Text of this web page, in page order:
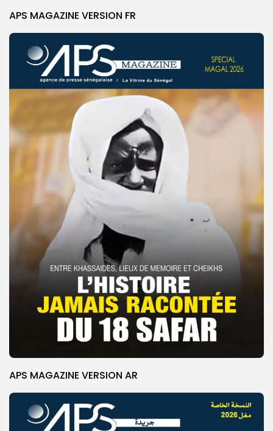
APS MAGAZINE VERSION FR
APS MAGAZINE VERSION AR